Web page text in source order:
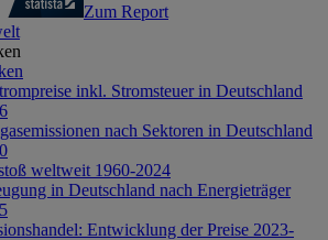
Zum Report
inkl. Stromsteuer in Deutschland
nach Sektoren in Deutschland
weltweit 1960-2024
in Deutschland nach Energieträger
Entwicklung der Preise 2023-